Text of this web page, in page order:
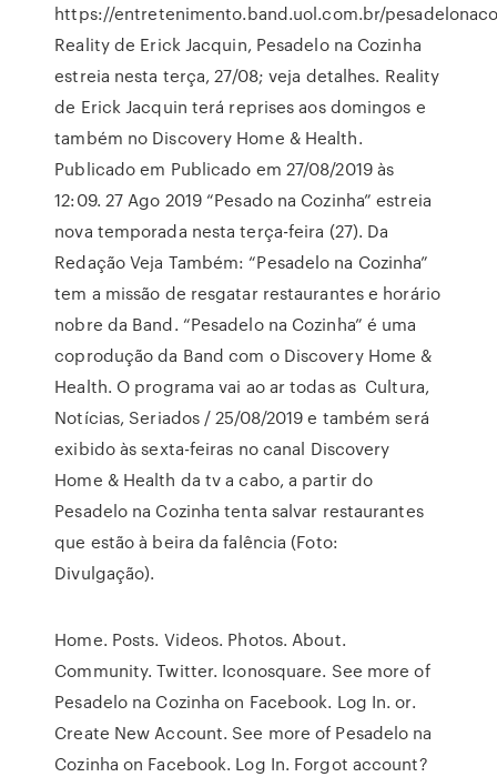
https://entretenimento.band.uol.com.br/
Reality de Erick Jacquin, Pesadelo na Cozinha
estreia nesta terça, 27/08; veja detalhes. Reality
de Erick Jacquin terá reprises aos domingos e
também no Discovery Home & Health.
Publicado em Publicado em 27/08/2019 às
12:09. 27 Ago 2019 “Pesado na Cozinha” estreia
nova temporada nesta terça-feira (27). Da
Redação Veja Também: “Pesadelo na Cozinha”
tem a missão de resgatar restaurantes e horário
nobre da Band. “Pesadelo na Cozinha” é uma
coprodução da Band com o Discovery Home &
Health. O programa vai ao ar todas as Cultura,
Notícias, Seriados / 25/08/2019 e também será
exibido às sexta-feiras no canal Discovery
Home & Health da tv a cabo, a partir do
Pesadelo na Cozinha tenta salvar restaurantes
que estão à beira da falência (Foto:
Divulgação).
Home. Posts. Videos. Photos. About.
Community. Twitter. Iconosquare. See more of
Pesadelo na Cozinha on Facebook. Log In. or.
Create New Account. See more of Pesadelo na
Cozinha on Facebook. Log In. Forgot account?